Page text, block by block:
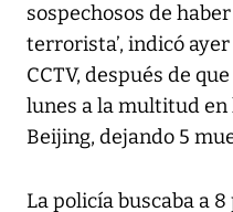
sospechosos de
terrorista’, indicó
CCTV, después de
lunes a la multitud en
Beijing, dejando 5
La policía buscaba a